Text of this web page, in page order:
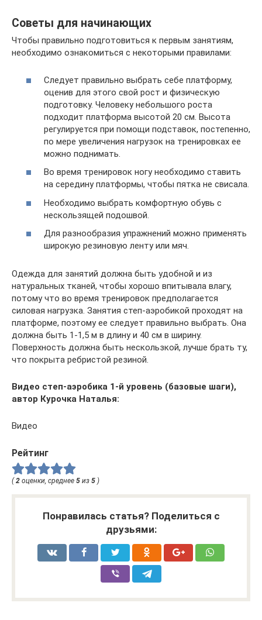
Советы для начинающих
Чтобы правильно подготовиться к первым занятиям,
необходимо ознакомиться с некоторыми правилами:
Следует правильно выбрать себе платформу,
оценив для этого свой рост и физическую
подготовку. Человеку небольшого роста
подходит платформа высотой 20 см. Высота
регулируется при помощи подставок, постепенно,
по мере увеличения нагрузок на тренировках ее
можно поднимать.
Во время тренировок ногу необходимо ставить
на середину платформы, чтобы пятка не свисала.
Необходимо выбрать комфортную обувь с
нескользящей подошвой.
Для разнообразия упражнений можно применять
широкую резиновую ленту или мяч.
Одежда для занятий должна быть удобной и из
натуральных тканей, чтобы хорошо впитывала влагу,
потому что во время тренировок предполагается
силовая нагрузка. Занятия степ-аэробикой проходят на
платформе, поэтому ее следует правильно выбрать. Она
должна быть 1-1,5 м в длину и 40 см в ширину.
Поверхность должна быть нескользкой, лучше брать ту,
что покрыта ребристой резиной.
Видео степ-аэробика 1-й уровень (базовые шаги),
автор Курочка Наталья:
Видео
Рейтинг
( 2 оценки, среднее 5 из 5 )
Понравилась статья? Поделиться с
друзьями: